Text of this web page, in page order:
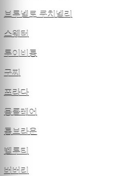
브루넬로 쿠치넬리
스웨터
루이비통
구찌
프라다
몽클레어
톰브라운
벨루티
버버리